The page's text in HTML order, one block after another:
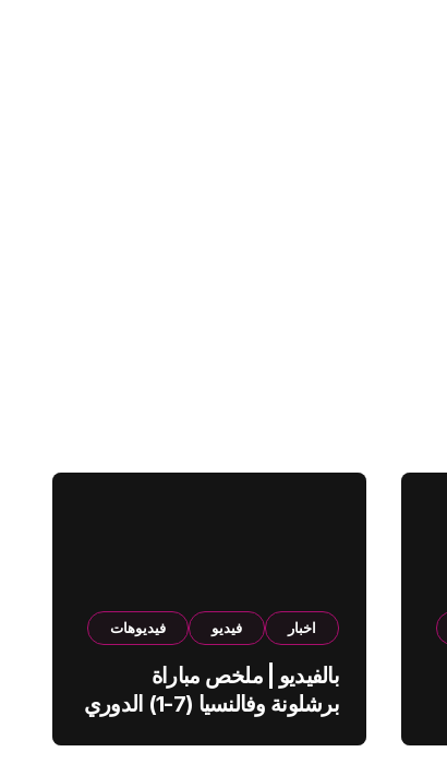
اخبار فيديو فيديوهات
بالفيديو | ملخص مباراة
برشلونة وفالنسيا (7-1) الدوري